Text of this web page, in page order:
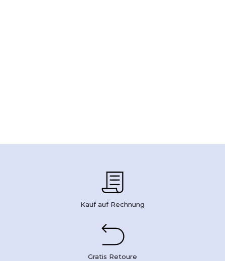
Kauf auf Rechnung
Gratis Retoure